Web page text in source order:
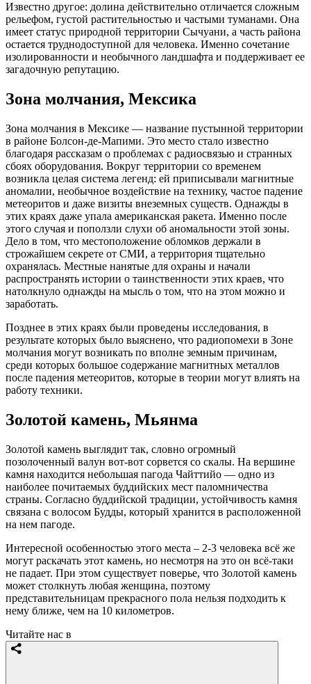
Известно другое: долина действительно отличается сложным
рельефом, густой растительностью и частыми туманами. Она
имеет статус природной территории Сычуани, а часть района
остается труднодоступной для человека. Именно сочетание
изолированности и необычного ландшафта и поддерживает ее
загадочную репутацию.
Зона молчания, Мексика
Зона молчания в Мексике — название пустынной территории
в районе Болсон-де-Мапими. Это место стало известно
благодаря рассказам о проблемах с радиосвязью и странных
сбоях оборудования. Вокруг территории со временем
возникла целая система легенд: ей приписывали магнитные
аномалии, необычное воздействие на технику, частое падение
метеоритов и даже визиты внеземных существ. Однажды в
этих краях даже упала американская ракета. Именно после
этого случая и поползли слухи об аномальности этой зоны.
Дело в том, что местоположение обломков держали в
строжайшем секрете от СМИ, а территория тщательно
охранялась. Местные нанятые для охраны и начали
распространять истории о таинственности этих краев, что
натолкнуло однажды на мысль о том, что на этом можно и
заработать.
Позднее в этих краях были проведены исследования, в
результате которых было выяснено, что радиопомехи в Зоне
молчания могут возникать по вполне земным причинам,
среди которых большое содержание магнитных металлов
после падения метеоритов, которые в теории могут влиять на
работу техники.
Золотой камень, Мьянма
Золотой камень выглядит так, словно огромный
позолоченный валун вот-вот сорвется со скалы. На вершине
камня находится небольшая пагода Чайттийо — одно из
наиболее почитаемых буддийских мест паломничества
страны. Согласно буддийской традиции, устойчивость камня
связана с волосом Будды, который хранится в расположенной
на нем пагоде.
Интересной особенностью этого места – 2-3 человека всё же
могут раскачать этот камень, но несмотря на это он всё-таки
не падает. При этом существует поверье, что Золотой камень
может столкнуть любая женщина, поэтому
представительницам прекрасного пола нельзя подходить к
нему ближе, чем на 10 километров.
Читайте нас в